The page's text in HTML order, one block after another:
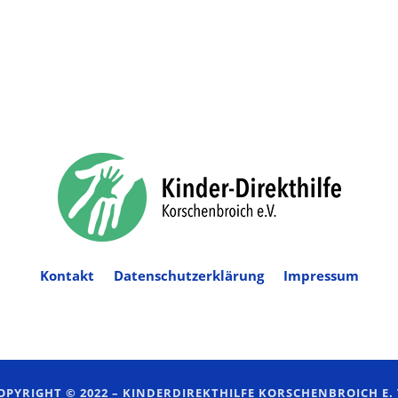
Kontakt Datenschutzerklärung Impressum
© 2022 – KINDERDIREKTHILFE KORSCHENBROICH E.